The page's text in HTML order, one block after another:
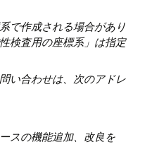
で作成される場合があり
検査用の座標系」は指定
い合わせは、次のアドレ
スの機能追加、改良を